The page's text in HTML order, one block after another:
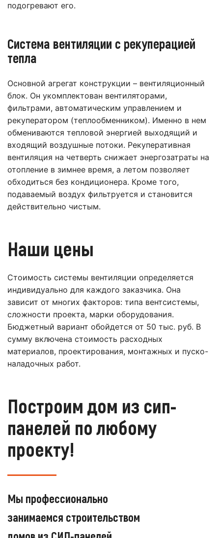
подогревают его.
Система вентиляции с рекуперацией
тепла
Основной агрегат конструкции – вентиляционный
блок. Он укомплектован вентиляторами,
фильтрами, автоматическим управлением и
рекуператором (теплообменником). Именно в нем
обмениваются тепловой энергией выходящий и
входящий воздушные потоки. Рекуперативная
вентиляция на четверть снижает энергозатраты на
отопление в зимнее время, а летом позволяет
обходиться без кондиционера. Кроме того,
подаваемый воздух фильтруется и становится
действительно чистым.
Наши цены
Стоимость системы вентиляции определяется
индивидуально для каждого заказчика. Она
зависит от многих факторов: типа вентсистемы,
сложности проекта, марки оборудования.
Бюджетный вариант обойдется от 50 тыс. руб. В
сумму включена стоимость расходных
материалов, проектирования, монтажных и пуско-
наладочных работ.
Построим дом из сип-
панелей по любому
проекту!
Мы профессионально
занимаемся строительством